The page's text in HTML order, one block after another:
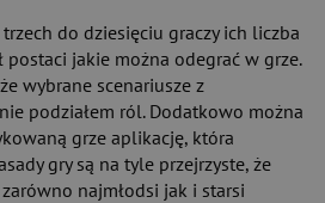
do dziesięciu graczy ich liczba
postaci jakie można odegrać w grze.
wybrane scenariusze z
podziałem ról. Dodatkowo można
grze aplikację, która
gry są na tyle przejrzyste, że
najmłodsi jak i starsi